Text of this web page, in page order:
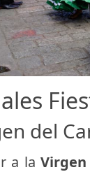
del
a la